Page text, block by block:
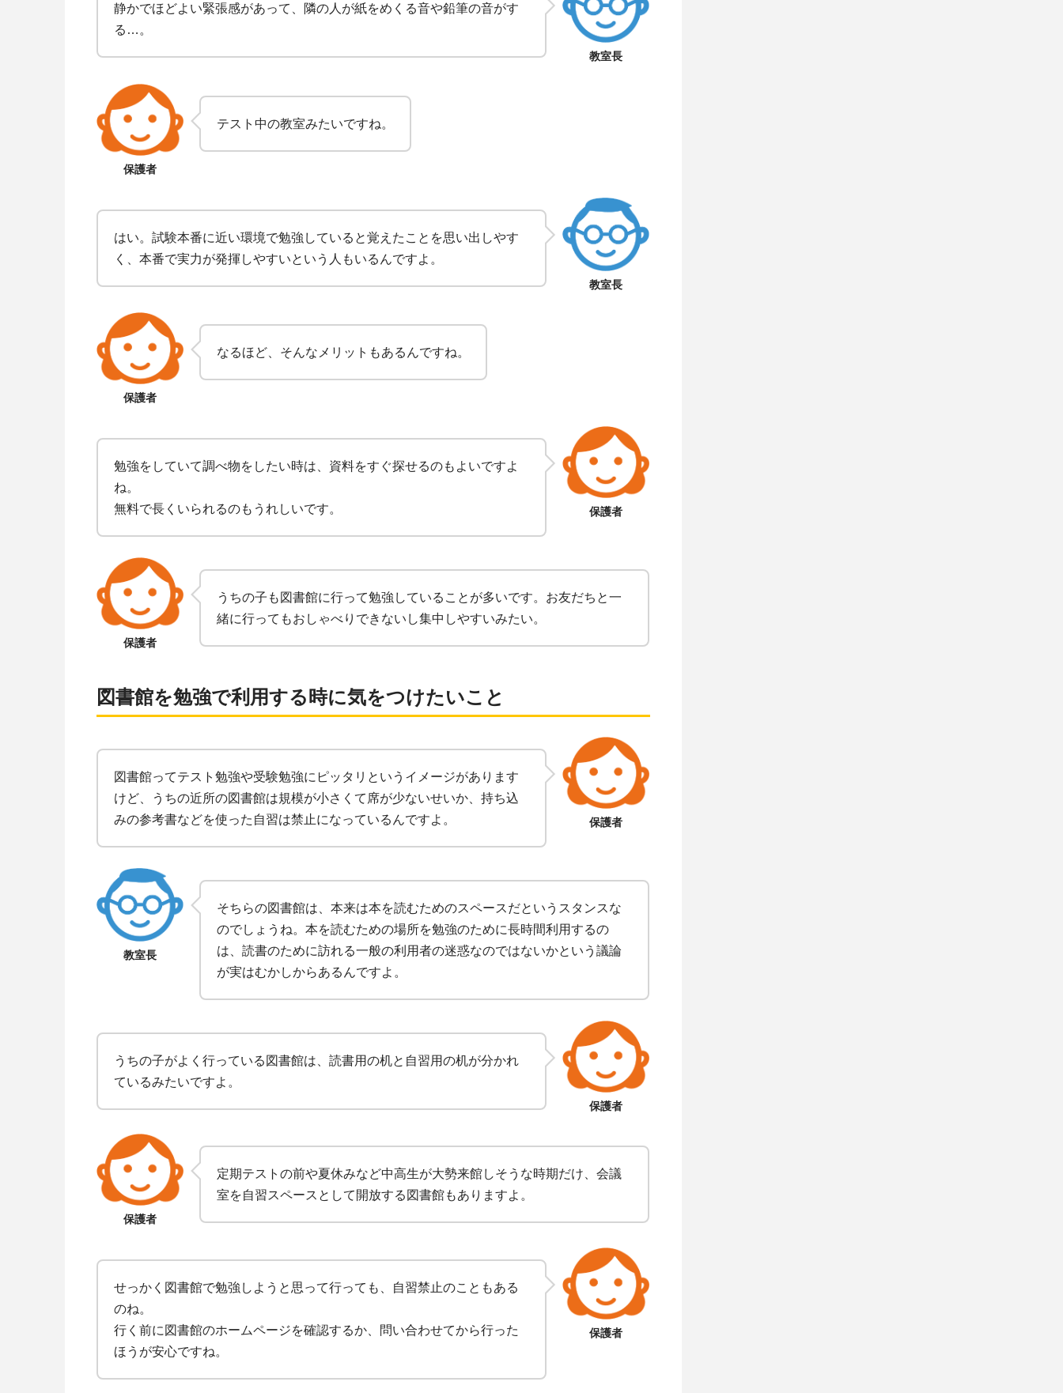
教室長
静かでほどよい緊張感があって、隣の人が紙をめくる音や鉛筆の音がす
る…。
保護者
テスト中の教室みたいですね。
教室長
はい。試験本番に近い環境で勉強していると覚えたことを思い出しやす
く、本番で実力が発揮しやすいという人もいるんですよ。
保護者
なるほど、そんなメリットもあるんですね。
保護者
勉強をしていて調べ物をしたい時は、資料をすぐ探せるのもよいですよ
ね。
無料で長くいられるのもうれしいです。
保護者
うちの子も図書館に行って勉強していることが多いです。お友だちと一
緒に行ってもおしゃべりできないし集中しやすいみたい。
図書館を勉強で利用する時に気をつけたいこと
保護者
図書館ってテスト勉強や受験勉強にピッタリというイメージがあります
けど、うちの近所の図書館は規模が小さくて席が少ないせいか、持ち込
みの参考書などを使った自習は禁止になっているんですよ。
教室長
そちらの図書館は、本来は本を読むためのスペースだというスタンスな
のでしょうね。本を読むための場所を勉強のために長時間利用するの
は、読書のために訪れる一般の利用者の迷惑なのではないかという議論
が実はむかしからあるんですよ。
保護者
うちの子がよく行っている図書館は、読書用の机と自習用の机が分かれ
ているみたいですよ。
保護者
定期テストの前や夏休みなど中高生が大勢来館しそうな時期だけ、会議
室を自習スペースとして開放する図書館もありますよ。
保護者
せっかく図書館で勉強しようと思って行っても、自習禁止のこともある
のね。
行く前に図書館のホームページを確認するか、問い合わせてから行った
ほうが安心ですね。